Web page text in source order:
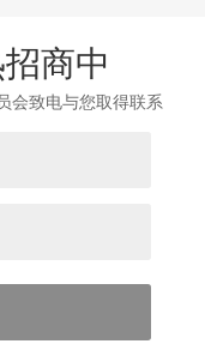
商中
会致电与您取得联系